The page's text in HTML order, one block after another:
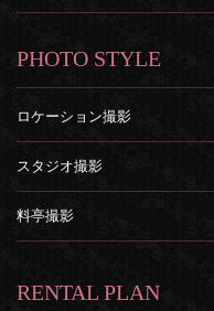
PHOTO STYLE
ロケーション撮影
スタジオ撮影
料亭撮影
RENTAL PLAN